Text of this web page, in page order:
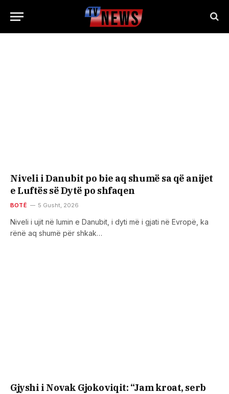
Niveli i Danubit po bie aq shumë sa që anijet
e Luftës së Dytë po shfaqen
BOTË 5 Gusht, 2026
Niveli i ujit në lumin e Danubit, i dyti më i gjati në Evropë, ka
rënë aq shumë për shkak…
Gjyshi i Novak Gjokoviqit: “Jam kroat, serb